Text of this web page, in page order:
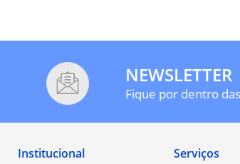
NEWSLETTER
Fique por dentro
Institucional Serviços